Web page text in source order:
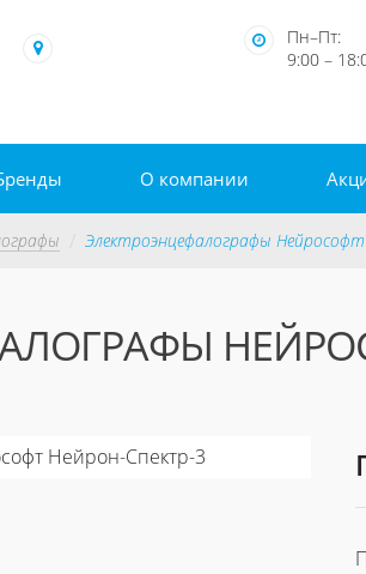
Пн–Пт:
9:00 –
О компании
Электроэнцефалографы